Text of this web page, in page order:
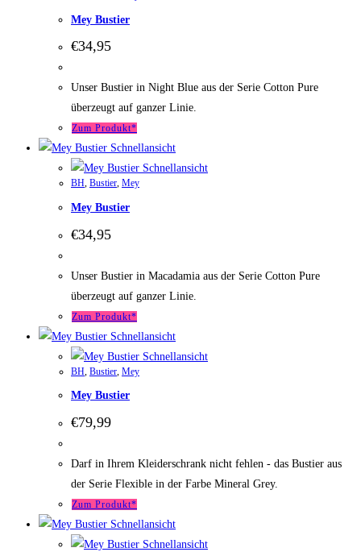
Mey Bustier
€34,95
Unser Bustier in Night Blue aus der Serie Cotton Pure
überzeugt auf ganzer Linie.
Zum Produkt*
Schnellansicht
Schnellansicht
BH, Bustier, Mey
Mey Bustier
€34,95
Unser Bustier in Macadamia aus der Serie Cotton Pure
überzeugt auf ganzer Linie.
Zum Produkt*
Schnellansicht
Schnellansicht
BH Bustier Mey
Mey Bustier
€79,99
Darf in Ihrem Kleiderschrank nicht fehlen - das Bustier aus
der Serie Flexible in der Farbe Mineral Grey.
Zum Produkt*
Schnellansicht
Schnellansicht